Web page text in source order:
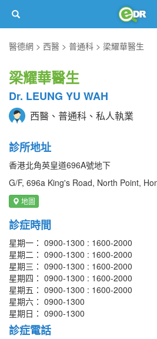
醫德網
西醫 普通科 梁耀華醫生
梁耀華醫生
Dr. LEUNG YU WAH
西醫、普通科、私人執業
診所地址
香港北角英皇道696A號地下
G/F, 696a King's Road, North Point,
地圖
診症時間
星期一： 0900-1300 : 1600-2000
星期二： 0900-1300 : 1600-2000
星期三： 0900-1300 : 1600-2000
星期四： 0900-1300 : 1600-2000
星期五： 0900-1300 : 1600-2000
星期六： 0900-1300
星期日： 0900-1300
診症電話